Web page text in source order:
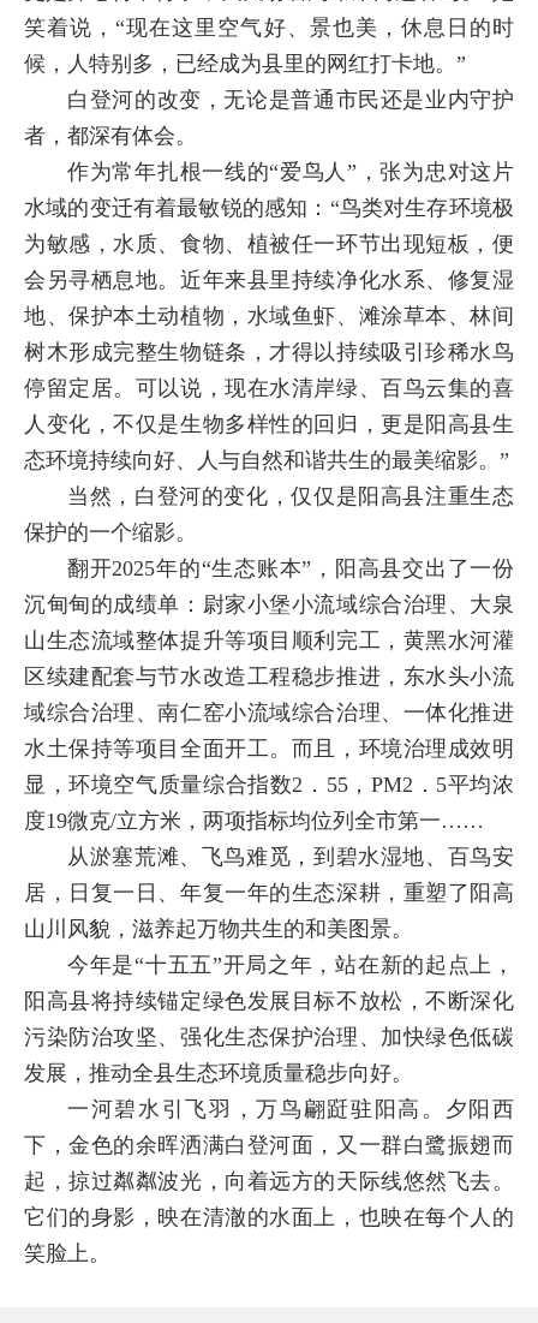
笑着说，“现在这里空气好、景也美，休息日的时
候，人特别多，已经成为县里的网红打卡地。”
白登河的改变，无论是普通市民还是业内守护
者，都深有体会。
作为常年扎根一线的“爱鸟人”，张为忠对这片
水域的变迁有着最敏锐的感知：“鸟类对生存环境极
为敏感，水质、食物、植被任一环节出现短板，便
会另寻栖息地。近年来县里持续净化水系、修复湿
地、保护本土动植物，水域鱼虾、滩涂草本、林间
树木形成完整生物链条，才得以持续吸引珍稀水鸟
停留定居。可以说，现在水清岸绿、百鸟云集的喜
人变化，不仅是生物多样性的回归，更是阳高县生
态环境持续向好、人与自然和谐共生的最美缩影。”
当然，白登河的变化，仅仅是阳高县注重生态
保护的一个缩影。
翻开2025年的“生态账本”，阳高县交出了一份
沉甸甸的成绩单：尉家小堡小流域综合治理、大泉
山生态流域整体提升等项目顺利完工，黄黑水河灌
区续建配套与节水改造工程稳步推进，东水头小流
域综合治理、南仁窑小流域综合治理、一体化推进
水土保持等项目全面开工。而且，环境治理成效明
显，环境空气质量综合指数2．55，PM2．5平均浓
度19微克/立方米，两项指标均位列全市第一……
从淤塞荒滩、飞鸟难觅，到碧水湿地、百鸟安
居，日复一日、年复一年的生态深耕，重塑了阳高
山川风貌，滋养起万物共生的和美图景。
今年是“十五五”开局之年，站在新的起点上，
阳高县将持续锚定绿色发展目标不放松，不断深化
污染防治攻坚、强化生态保护治理、加快绿色低碳
发展，推动全县生态环境质量稳步向好。
一河碧水引飞羽，万鸟翩跹驻阳高。夕阳西
下，金色的余晖洒满白登河面，又一群白鹭振翅而
起，掠过粼粼波光，向着远方的天际线悠然飞去。
它们的身影，映在清澈的水面上，也映在每个人的
笑脸上。